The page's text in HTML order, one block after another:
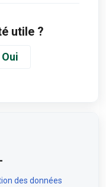
utile ?
Oui
des données